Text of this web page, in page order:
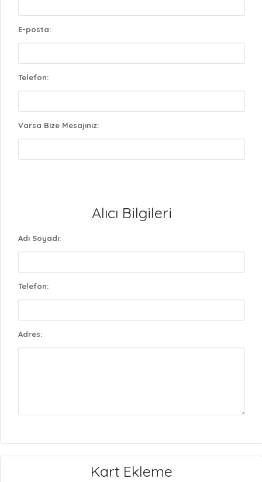
E-posta:
Telefon:
Varsa Bize Mesajınız:
Alıcı Bilgileri
Adı Soyadı:
Telefon:
Adres:
Kart Ekleme